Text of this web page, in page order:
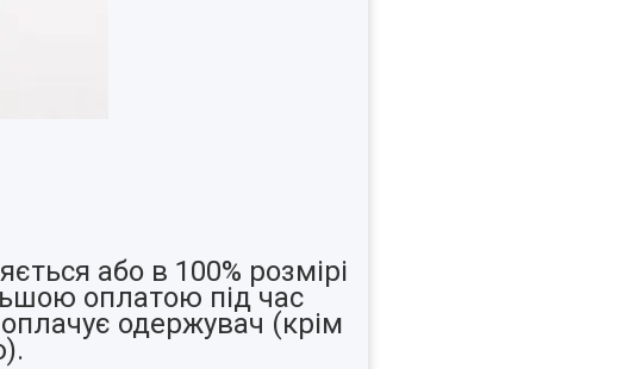
або в 100% розмірі
оплатою під час
одержувач (крім